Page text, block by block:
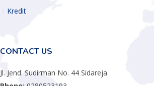
Kredit
CONTACT US
Jl. Jend. Sudirman No. 44 Sidareja